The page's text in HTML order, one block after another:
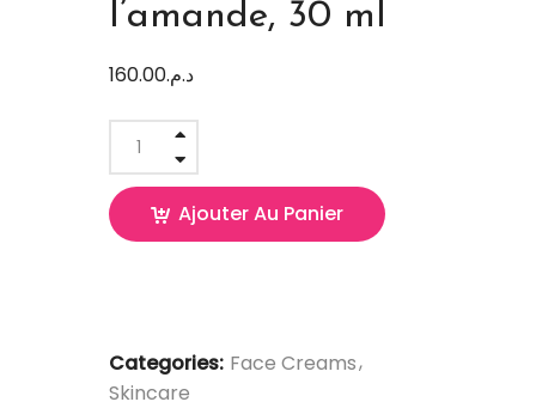
l’amande, 30 ml
د.م.160.00
Ajouter Au Panier
Categories: Face Creams
Skincare